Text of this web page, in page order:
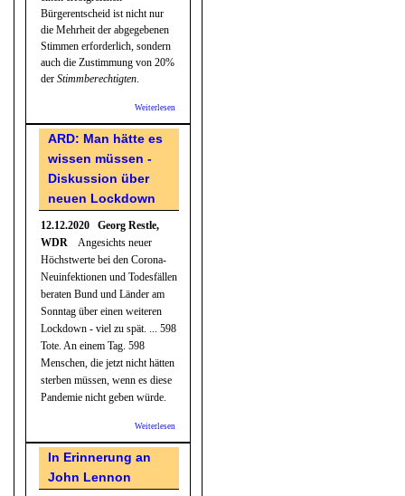
Bürgerentscheid ist nicht nur
die Mehrheit der abgegebenen
Stimmen erforderlich, sondern
auch die Zustimmung von 20%
der Stimmberechtigten.
Weiterlesen
ARD: Man hätte es
wissen müssen -
Diskussion über
neuen Lockdown
12.12.2020 Georg Restle,
WDR Angesichts neuer
Höchstwerte bei den Corona-
Neuinfektionen und Todesfällen
beraten Bund und Länder am
Sonntag über einen weiteren
Lockdown - viel zu spät. ... 598
Tote. An einem Tag. 598
Menschen, die jetzt nicht hätten
sterben müssen, wenn es diese
Pandemie nicht geben würde.
Weiterlesen
über neuen
In Erinnerung an
John Lennon